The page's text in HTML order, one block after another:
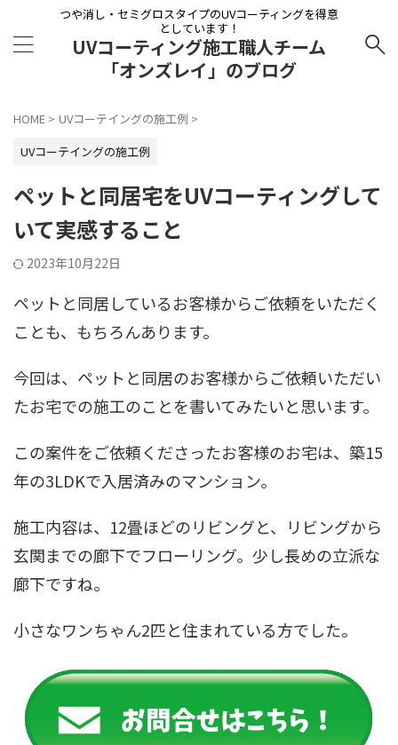
つや消し・セミグロスタイプのUVコーティングを得意
としています！
UVコーティング施工職人チーム
「オンズレイ」のブログ
HOME > UVコーテイングの施工例 >
UVコーテイングの施工例
ペットと同居宅をUVコーティングして
いて実感すること
2023年10月22日
ペットと同居しているお客様からご依頼をいただく
ことも、もちろんあります。
今回は、ペットと同居のお客様からご依頼いただい
たお宅での施工のことを書いてみたいと思います。
この案件をご依頼くださったお客様のお宅は、築15
年の3LDKで入居済みのマンション。
施工内容は、12畳ほどのリビングと、リビングから
玄関までの廊下でフローリング。少し長めの立派な
廊下ですね。
小さなワンちゃん2匹と住まれている方でした。